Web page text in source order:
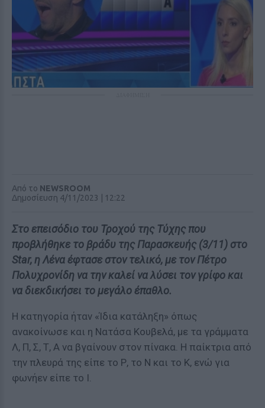
Από το NEWSROOM
Δημοσίευση 4/11/2023 | 12:22
Στο επεισόδιο του Τροχού της Τύχης που
προβλήθηκε το βράδυ της Παρασκευής (3/11) στο
Star, η Λένα έφτασε στον τελικό, με τον Πέτρο
Πολυχρονίδη να την καλεί να λύσει τον γρίφο και
να διεκδικήσει το μεγάλο έπαθλο.
Η κατηγορία ήταν «Ίδια κατάληξη» όπως
ανακοίνωσε και η Νατάσα Κουβελά, με τα γράμματα
Λ, Π, Σ, Τ, Α να βγαίνουν στον πίνακα. Η παίκτρια από
την πλευρά της είπε το Ρ, το Ν και το Κ, ενώ για
φωνήεν είπε το Ι.